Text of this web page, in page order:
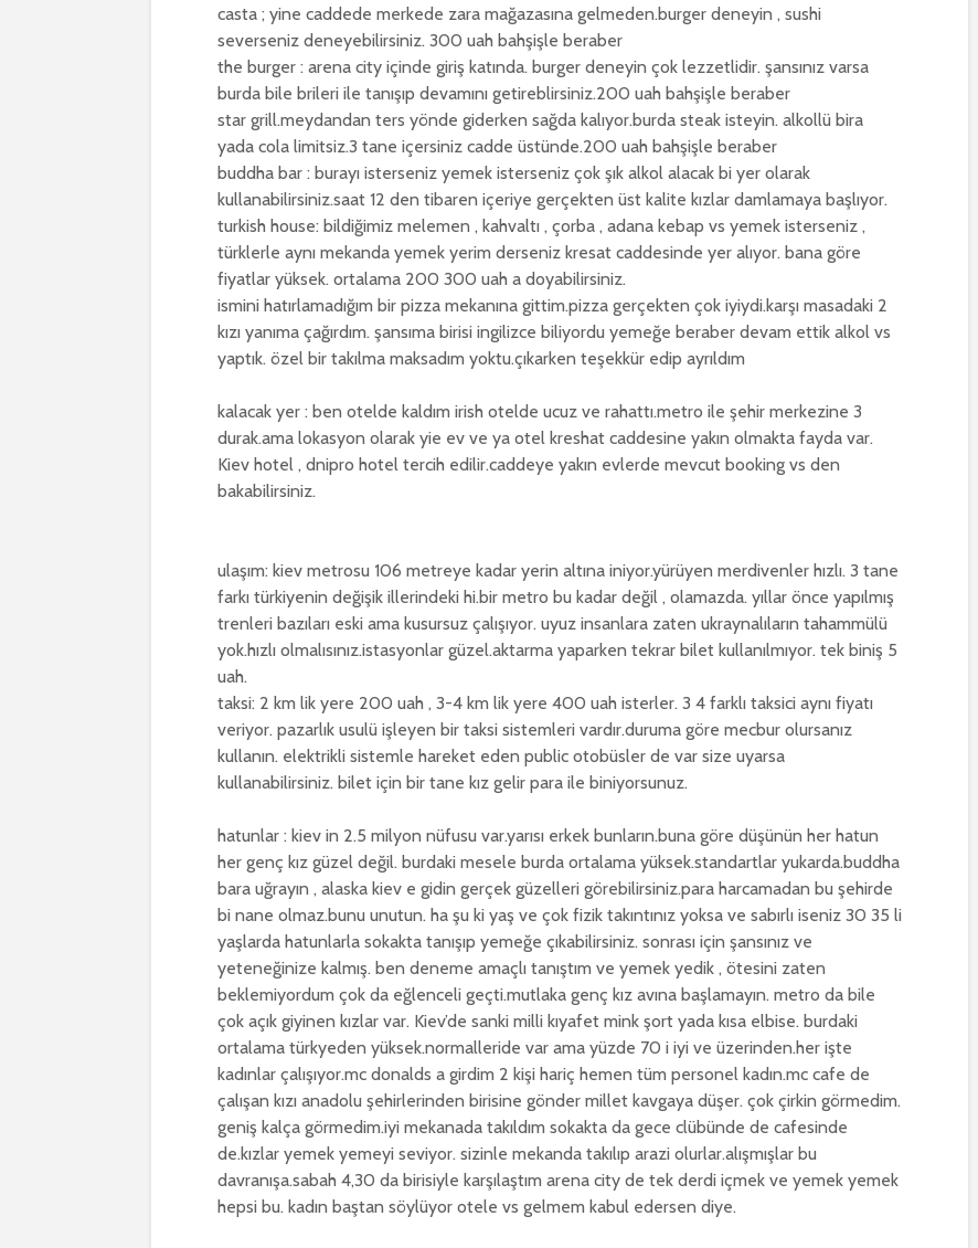
casta ; yine caddede merkede zara mağazasına gelmeden.burger deneyin , sushi
severseniz deneyebilirsiniz. 300 uah bahşişle beraber
the burger : arena city içinde giriş katında. burger deneyin çok lezzetlidir. şansınız varsa
burda bile brileri ile tanışıp devamını getireblirsiniz.200 uah bahşişle beraber
star grill.meydandan ters yönde giderken sağda kalıyor.burda steak isteyin. alkollü bira
yada cola limitsiz.3 tane içersiniz cadde üstünde.200 uah bahşişle beraber
buddha bar : burayı isterseniz yemek isterseniz çok şık alkol alacak bi yer olarak
kullanabilirsiniz.saat 12 den tibaren içeriye gerçekten üst kalite kızlar damlamaya başlıyor.
turkish house: bildiğimiz melemen , kahvaltı , çorba , adana kebap vs yemek isterseniz ,
türklerle aynı mekanda yemek yerim derseniz kresat caddesinde yer alıyor. bana göre
fiyatlar yüksek. ortalama 200 300 uah a doyabilirsiniz.
ismini hatırlamadığım bir pizza mekanına gittim.pizza gerçekten çok iyiydi.karşı masadaki 2
kızı yanıma çağırdım. şansıma birisi ingilizce biliyordu yemeğe beraber devam ettik alkol vs
yaptık. özel bir takılma maksadım yoktu.çıkarken teşekkür edip ayrıldım
kalacak yer : ben otelde kaldım irish otelde ucuz ve rahattı.metro ile şehir merkezine 3
durak.ama lokasyon olarak yie ev ve ya otel kreshat caddesine yakın olmakta fayda var.
Kiev hotel , dnipro hotel tercih edilir.caddeye yakın evlerde mevcut booking vs den
bakabilirsiniz.
ulaşım: kiev metrosu 106 metreye kadar yerin altına iniyor.yürüyen merdivenler hızlı. 3 tane
farkı türkiyenin değişik illerindeki hi.bir metro bu kadar değil , olamazda. yıllar önce yapılmış
trenleri bazıları eski ama kusursuz çalışıyor. uyuz insanlara zaten ukraynalıların tahammülü
yok.hızlı olmalısınız.istasyonlar güzel.aktarma yaparken tekrar bilet kullanılmıyor. tek biniş 5
uah.
taksi: 2 km lik yere 200 uah , 3-4 km lik yere 400 uah isterler. 3 4 farklı taksici aynı fiyatı
veriyor. pazarlık usulü işleyen bir taksi sistemleri vardır.duruma göre mecbur olursanız
kullanın. elektrikli sistemle hareket eden public otobüsler de var size uyarsa
kullanabilirsiniz. bilet için bir tane kız gelir para ile biniyorsunuz.
hatunlar : kiev in 2.5 milyon nüfusu var.yarısı erkek bunların.buna göre düşünün her hatun
her genç kız güzel değil. burdaki mesele burda ortalama yüksek.standartlar yukarda.buddha
bara uğrayın , alaska kiev e gidin gerçek güzelleri görebilirsiniz.para harcamadan bu şehirde
bi nane olmaz.bunu unutun. ha şu ki yaş ve çok fizik takıntınız yoksa ve sabırlı iseniz 30 35 li
yaşlarda hatunlarla sokakta tanışıp yemeğe çıkabilirsiniz. sonrası için şansınız ve
yeteneğinize kalmış. ben deneme amaçlı tanıştım ve yemek yedik , ötesini zaten
beklemiyordum çok da eğlenceli geçti.mutlaka genç kız avına başlamayın. metro da bile
çok açık giyinen kızlar var. Kiev’de sanki milli kıyafet mink şort yada kısa elbise. burdaki
ortalama türkyeden yüksek.normalleride var ama yüzde 70 i iyi ve üzerinden.her işte
kadınlar çalışıyor.mc donalds a girdim 2 kişi hariç hemen tüm personel kadın.mc cafe de
çalışan kızı anadolu şehirlerinden birisine gönder millet kavgaya düşer. çok çirkin görmedim.
geniş kalça görmedim.iyi mekanada takıldım sokakta da gece clübünde de cafesinde
de.kızlar yemek yemeyi seviyor. sizinle mekanda takılıp arazi olurlar.alışmışlar bu
davranışa.sabah 4,30 da birisiyle karşılaştım arena city de tek derdi içmek ve yemek yemek
hepsi bu. kadın baştan söylüyor otele vs gelmem kabul edersen diye.